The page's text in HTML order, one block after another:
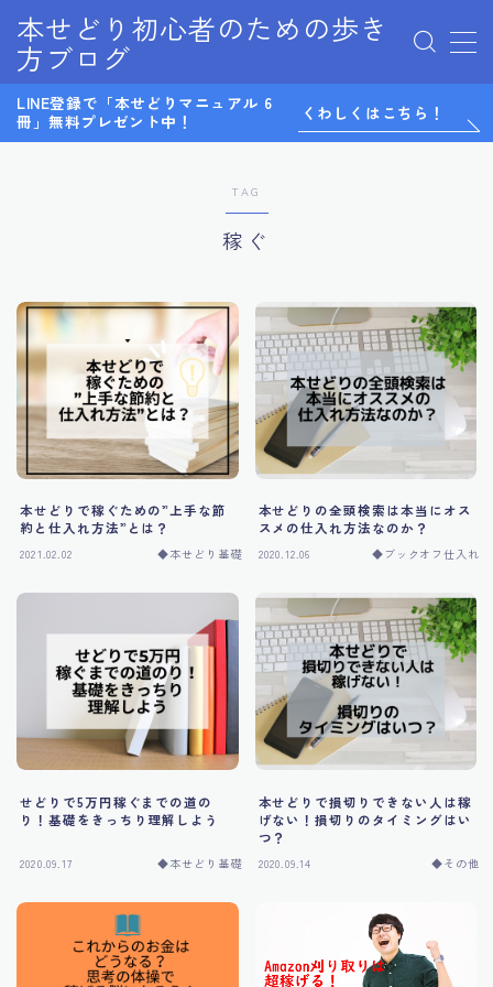
本せどり初心者のための歩き
方ブログ
MENU
0から始めるメルカリ物販
LINE@
デモプリセット記事 Part07
プライバシーポリシー
プライバシーポリシー
マンツーマンコンサル感想
利用規約／特定商取引法に基づく表記
有料記事の決済完了ページ
無料ノウハウ
特定商取引法に基づく表記
運営者情報
LINE登録で「本せどりマニュアル 6
冊」無料プレゼント中！
くわしくはこちら！
TAG
稼ぐ
本せどりで稼ぐための”上手な節
約と仕入れ方法”とは？
2021.02.02 ◆本せどり基礎
本せどりの全頭検索は本当にオス
スメの仕入れ方法なのか？
2020.12.06 ◆ブックオフ仕入れ
せどりで5万円稼ぐまでの道の
り！基礎をきっちり理解しよう
2020.09.17 ◆本せどり基礎
本せどりで損切りできない人は稼
げない！損切りのタイミングはい
つ？
2020.09.14 ◆その他